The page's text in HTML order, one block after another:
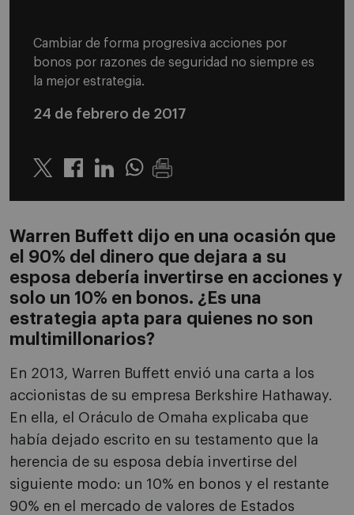
Cambiar de forma progresiva acciones por
bonos por razones de seguridad no siempre es
la mejor estrategia.
24 de febrero de 2017
Twitter LinkedinWhatsapp
Warren Buffett dijo en una ocasión que
el 90% del dinero que dejara a su
esposa debería invertirse en acciones y
solo un 10% en bonos. ¿Es una
estrategia apta para quienes no son
multimillonarios?
En 2013, Warren Buffett envió una carta a los
accionistas de su empresa Berkshire Hathaway.
En ella, el Oráculo de Omaha explicaba que
había dejado escrito en su testamento que la
herencia de su esposa debía invertirse del
siguiente modo: un 10% en bonos y el restante
90% en el mercado de valores de Estados